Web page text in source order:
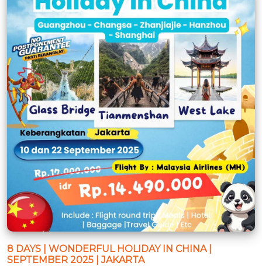
8 DAYS | WONDERFUL HOLIDAY IN CHINA |
SEPTEMBER 2025 | JAKARTA